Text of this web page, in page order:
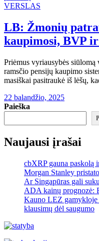
VERSLAS
LB: Žmonių
kaupimosi, BVP
Priėmus vyriausybės siūlomą
ramsčio pensijų kaupimo
masiškai pasitraukė iš lėšų,
22 balandžio, 2025
Paieška
Naujausi įrašai
cbXRP gauna paskolą
Morgan Stanley
Ar Singapūras gali
ADA kainų prognozė:
Kauno LEZ gamykloje
klausimų dėl saugumo